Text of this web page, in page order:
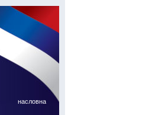
насловна